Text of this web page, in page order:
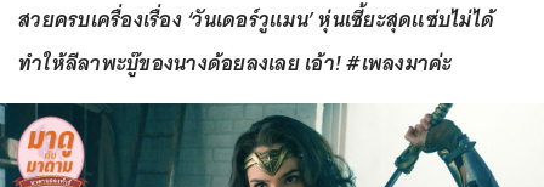
สวยครบเครื่องเรื่อง ‘วันเดอร์วูแมน’ หุ่นเซี้ยะสุดแซ่บไม่ได้
ทำให้ลีลาพะบู๊ของนางด้อยลงเลย เอ้า! #เพลงมาค่ะ